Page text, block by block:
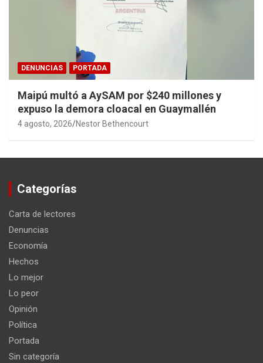
DENUNCIAS PORTADA
Maipú multó a AySAM por $240 millones y
expuso la demora cloacal en Guaymallén
4 agosto, 2026 Nestor Bethencourt
Categorías
Carta de lectores
Denuncias
Economía
Hechos
Lo mejor
Lo peor
Opinión
Política
Portada
Sin categoría